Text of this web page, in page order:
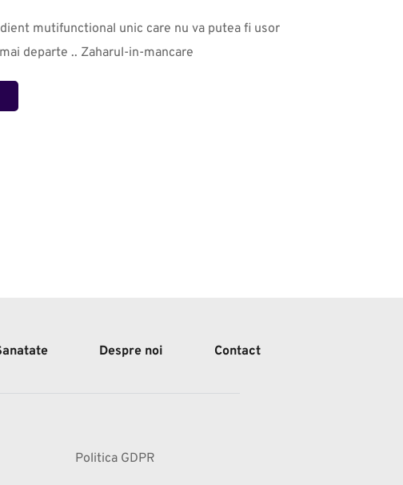
mutifunctional unic care nu va putea fi usor
departe .. Zaharul-in-mancare
Despre noi Contact
Politica GDPR